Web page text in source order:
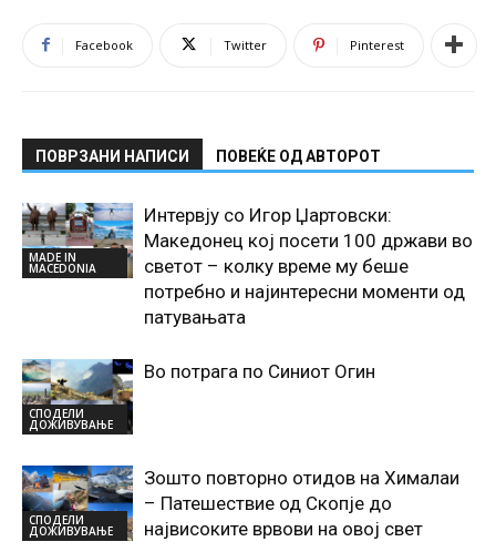
Facebook Twitter Pinterest
ПОВРЗАНИ НАПИСИ ПОВЕЌЕ ОД АВТОРОТ
MADE IN
MACEDONIA
Интервју со Игор Џартовски:
Македонец кој посети 100 држави во
светот – колку време му беше
потребно и најинтересни моменти од
патувањата
СПОДЕЛИ
ДОЖИВУВАЊЕ
Во потрага по Синиот Oгин
СПОДЕЛИ
ДОЖИВУВАЊЕ
Зошто повторно отидов на Хималаи
– Патешествие од Скопје до
највисоките врвови на овој свет